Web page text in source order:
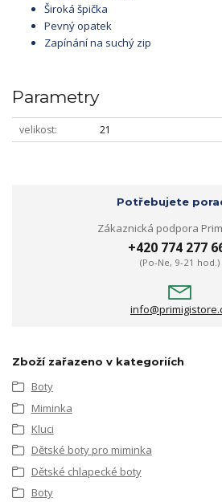
Široká špička
Pevný opatek
Zapínání na suchý zip
Parametry
velikost 21
Potřebujete
Zákaznická podpora
+420 774 277
(Po-Ne, 9-21 hod.)
Zboží zařazeno v kategoriích
Boty
Miminka
Kluci
Dětské boty pro miminka
Dětské chlapecké boty
Boty